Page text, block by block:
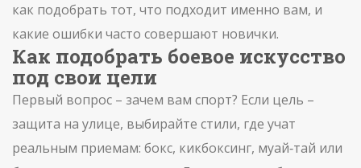
как подобрать тот, что подходит именно вам, и
какие ошибки часто совершают новички.
Как подобрать боевое искусство
под свои цели
Первый вопрос – зачем вам спорт? Если цель –
защита на улице, выбирайте стили, где учат
реальным приемам: бокс, кикбоксинг, муай‑тай или